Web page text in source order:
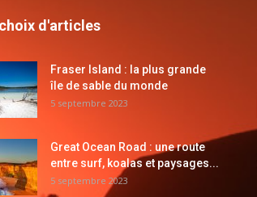
d'articles
Fraser Island : la plus grande
île de sable du monde
5 septembre 2023
Great Ocean Road : une route
entre surf, koalas et paysages...
5 septembre 2023